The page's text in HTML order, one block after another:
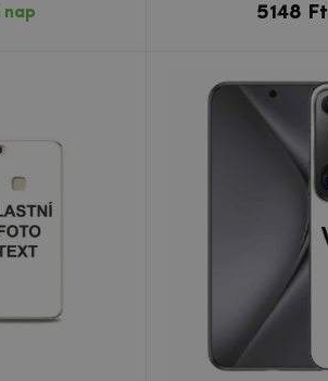
nap 5148 Ft